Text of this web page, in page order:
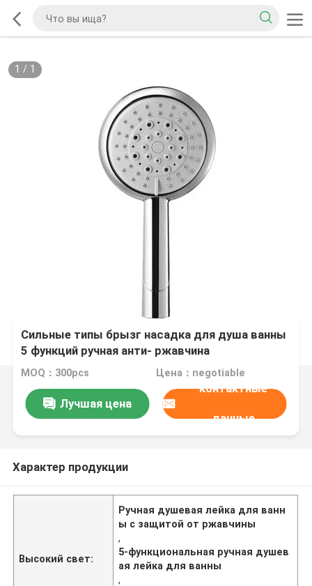
1 / 1
Сильные типы брызг насадка для душа ванны
5 функций ручная анти- ржавчина
MOQ：300pcs Цена：negotiable
Лучшая цена
контактные
данные
Характер продукции
Высокий свет:
Ручная душевая лейка для ванн
ы с защитой от ржавчины
,
5-функциональная ручная душев
ая лейка для ванны
,